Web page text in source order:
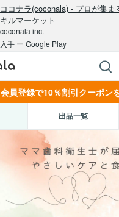
会員登録で10％割引クーポン
出品一覧